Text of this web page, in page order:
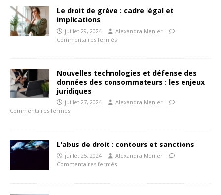
Le droit de grève : cadre légal et
implications
juillet 29, 2024
Alexandra Menier
Commentaires fermés
Nouvelles technologies et défense des
données des consommateurs : les enjeux
juridiques
juillet 27, 2024
Alexandra Menier
Commentaires fermés
L’abus de droit : contours et sanctions
juillet 25, 2024
Alexandra Menier
Commentaires fermés